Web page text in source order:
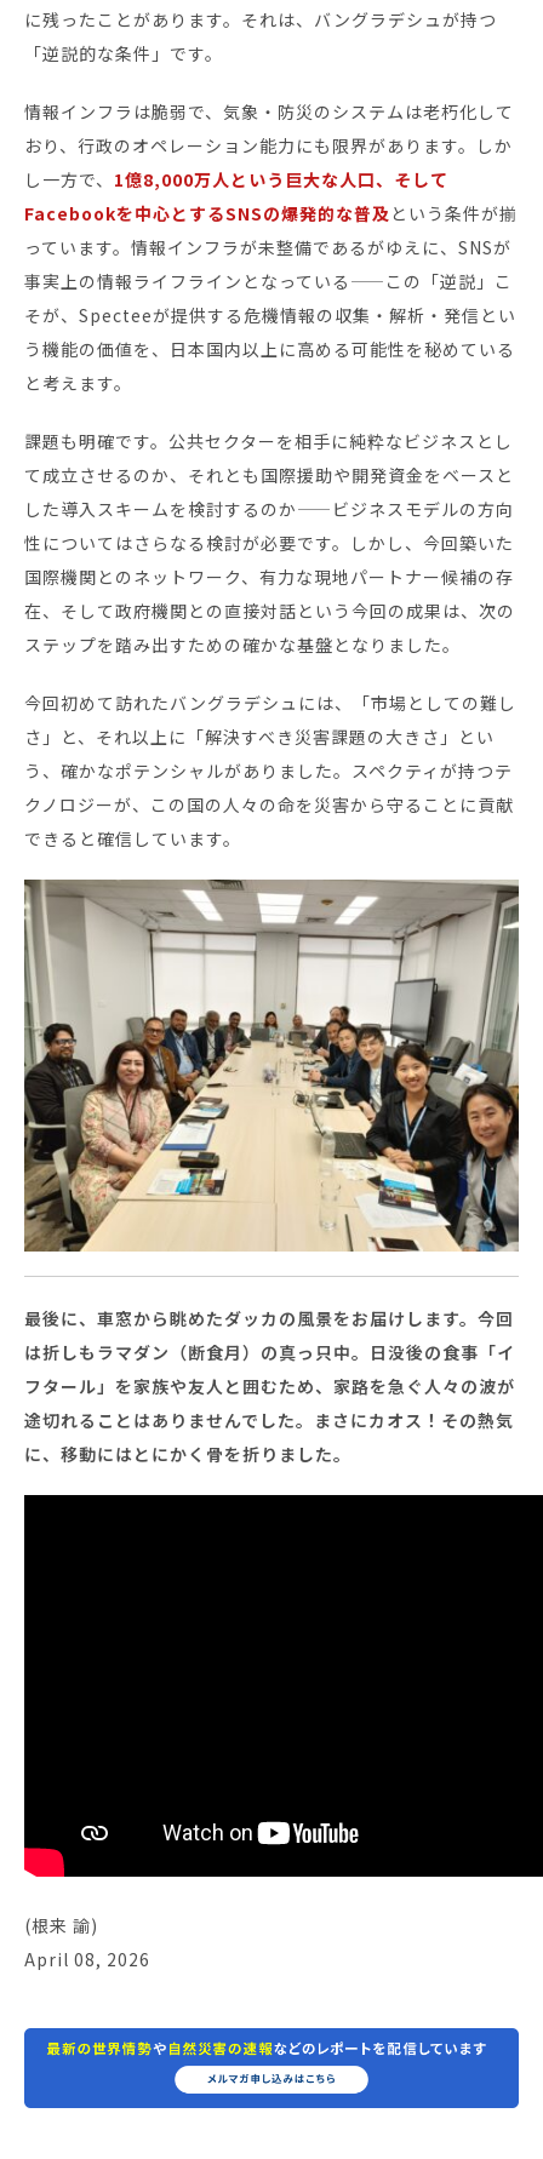
に残ったことがあります。それは、バングラデシュが持つ
「逆説的な条件」です。
情報インフラは脆弱で、気象・防災のシステムは老朽化して
おり、行政のオペレーション能力にも限界があります。しか
し一方で、 1億8,000万人という巨大な人口、そして
Facebookを中心とするSNSの爆発的な普及 という条件が揃
っています。情報インフラが未整備であるがゆえに、SNSが
事実上の情報ライフラインとなっている——この「逆説」こ
そが、Specteeが提供する危機情報の収集・解析・発信とい
う機能の価値を、日本国内以上に高める可能性を秘めている
と考えます。
課題も明確です。公共セクターを相手に純粋なビジネスとし
て成立させるのか、それとも国際援助や開発資金をベースと
した導入スキームを検討するのか——ビジネスモデルの方向
性についてはさらなる検討が必要です。しかし、今回築いた
国際機関とのネットワーク、有力な現地パートナー候補の存
在、そして政府機関との直接対話という今回の成果は、次の
ステップを踏み出すための確かな基盤となりました。
今回初めて訪れたバングラデシュには、「市場としての難し
さ」と、それ以上に「解決すべき災害課題の大きさ」とい
う、確かなポテンシャルがありました。スペクティが持つテ
クノロジーが、この国の人々の命を災害から守ることに貢献
できると確信しています。
最後に、車窓から眺めたダッカの風景をお届けします。今回
は折しもラマダン（断食月）の真っ只中。日没後の食事「イ
フタール」を家族や友人と囲むため、家路を急ぐ人々の波が
途切れることはありませんでした。まさにカオス！その熱気
に、移動にはとにかく骨を折りました。
(根来 諭)
April 08, 2026